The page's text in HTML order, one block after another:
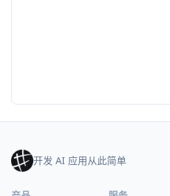
开发 AI 应用从此简单